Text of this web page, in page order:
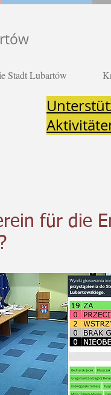
Stadt Lubartów
für die